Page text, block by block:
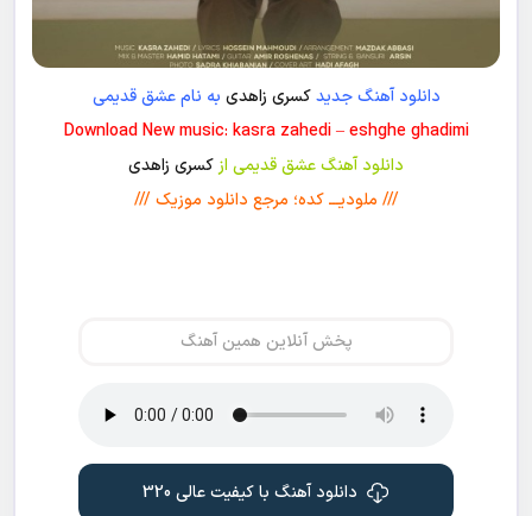
دانلود آهنگ جدیدکسری زاهدی به نام عشق قدیمی
Download New music: kasra zahedi – eshghe ghadimi
دانلود آهنگ عشق قدیمی از کسری زاهدی
/// ملودیـــ کده؛ مرجع دانلود موزیک ///
پخش آنلاین همین آهنگ
دانلود آهنگ با کیفیت عالی 320